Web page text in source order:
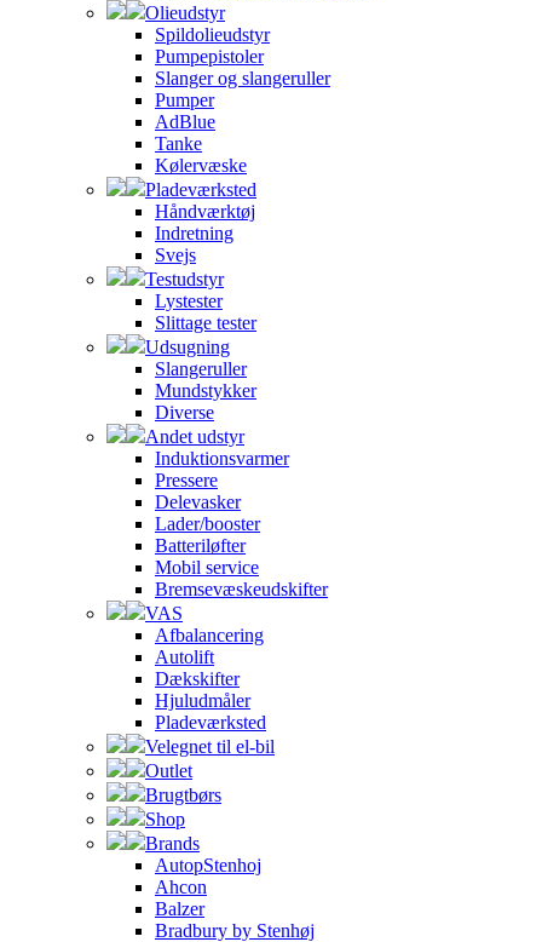
Olieudstyr
Spildolieudstyr
Pumpepistoler
Slanger og slangeruller
Pumper
AdBlue
Tanke
Kølervæske
Pladeværksted
Håndværktøj
Indretning
Svejs
Testudstyr
Lystester
Slittage tester
Udsugning
Slangeruller
Mundstykker
Diverse
Andet udstyr
Induktionsvarmer
Pressere
Delevasker
Lader/booster
Batteriløfter
Mobil service
Bremsevæskeudskifter
VAS
Afbalancering
Autolift
Dækskifter
Hjuludmåler
Pladeværksted
Velegnet til el-bil
Outlet
Brugtbørs
Shop
Brands
AutopStenhoj
Ahcon
Balzer
Bradbury by Stenhøj